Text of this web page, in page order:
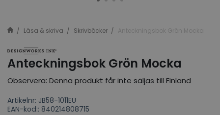
Läsa & skriva Skrivböcker Anteckningsbok Grön Mocka
Anteckningsbok Grön Mocka
Observera: Denna produkt får inte säljas till Finland
Artikelnr: JB58-1011EU
EAN-kod:: 840214808715